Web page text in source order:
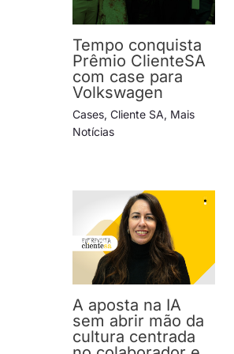
Tempo conquista
Prêmio ClienteSA
com case para
Volkswagen
Cases, Cliente SA, Mais
Notícias
A aposta na IA
sem abrir mão da
cultura centrada